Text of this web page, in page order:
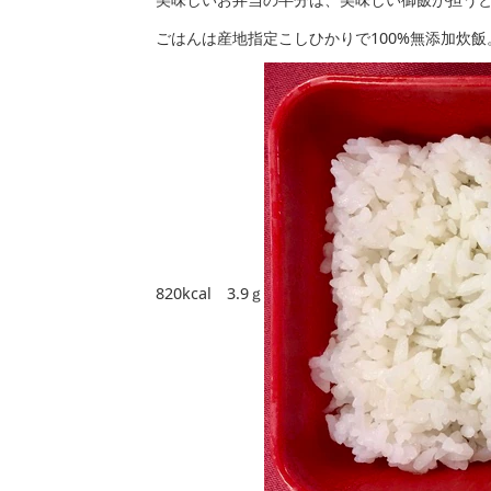
ごはんは産地指定こしひかりで100%無添加炊飯
820kcal 3.9ｇ